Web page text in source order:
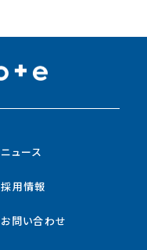
ニュース
採用情報
お問い合わせ